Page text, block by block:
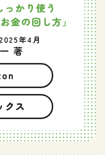
かり使う
金の回し方」
年4月
著
クス